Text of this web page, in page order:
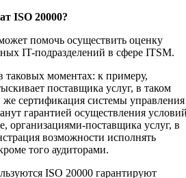
ISO 20000?
помочь осуществить оценку
IT-подразделений в сфере ITSM.
таковых моментах: к примеру,
поставщика услуг, в таком
же сертификация системы управления
гарантией осуществления
поставщика услуг, в
возможности исполнять
того аудиторами.
ISO 20000 гарантируют